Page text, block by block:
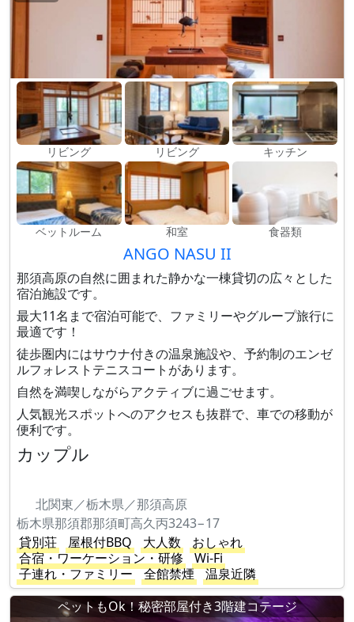
リビング リビング キッチン
ベットルーム 和室 食器類
ANGO NASU II
那須高原の自然に囲まれた静かな一棟貸切の広々とした
宿泊施設です。
最大11名まで宿泊可能で、ファミリーやグループ旅行に
最適です！
徒歩圏内にはサウナ付きの温泉施設や、予約制のエンゼ
ルフォレストテニスコートがあります。
自然を満喫しながらアクティブに過ごせます。
人気観光スポットへのアクセスも抜群で、車での移動が
便利です。
カップル
北関東／栃木県／那須高原
栃木県那須郡那須町高久丙3243−17
貸別荘
屋根付BBQ 大人数
おしゃれ
合宿・ワーケーション・研修
Wi-Fi
子連れ・ファミリー
全館禁煙
温泉近隣
ペットもOk！秘密部屋付き3階建コテージ